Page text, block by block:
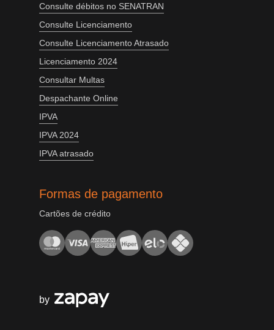
Consulte débitos no SENATRAN
Consulte Licenciamento
Consulte Licenciamento Atrasado
Licenciamento 2024
Consultar Multas
Despachante Online
IPVA
IPVA 2024
IPVA atrasado
Formas de pagamento
Cartões de crédito
by